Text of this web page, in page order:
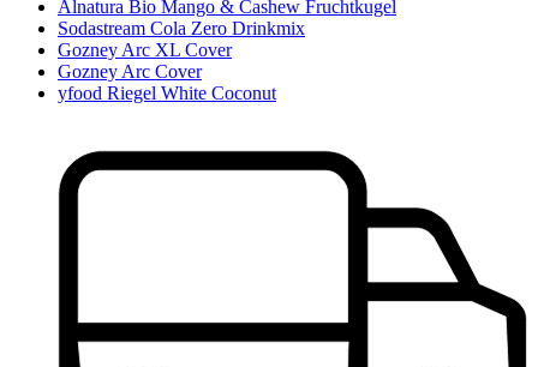
Alnatura Bio Mango & Cashew Fruchtkugel
Sodastream Cola Zero Drinkmix
Gozney Arc XL Cover
Gozney Arc Cover
yfood Riegel White Coconut